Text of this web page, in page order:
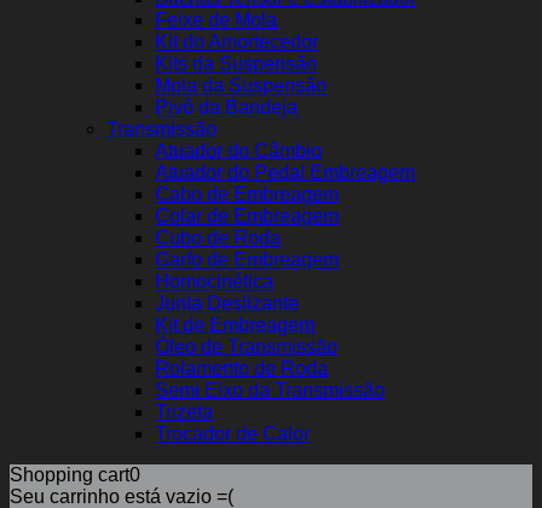
Feixe de Mola
Kit do Amortecedor
Kits da Suspensão
Mola da Suspensão
Pivô da Bandeja
Transmissão
Atuador do Câmbio
Atuador do Pedal Embreagem
Cabo de Embreagem
Colar de Embreagem
Cubo de Roda
Garfo de Embreagem
Homocinética
Junta Deslizante
Kit de Embreagem
Óleo de Transmissão
Rolamento de Roda
Semi Eixo da Transmissão
Trizeta
Trocador de Calor
Shopping cart0
Seu carrinho está vazio =(